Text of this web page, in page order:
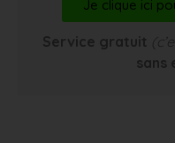
Je clique ici
Service gratuit
sans